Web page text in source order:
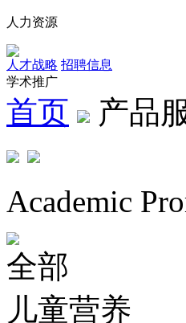
人力资源
人才战略 招聘信息
学术推广
首页 产品
Academic
全部
儿童营养